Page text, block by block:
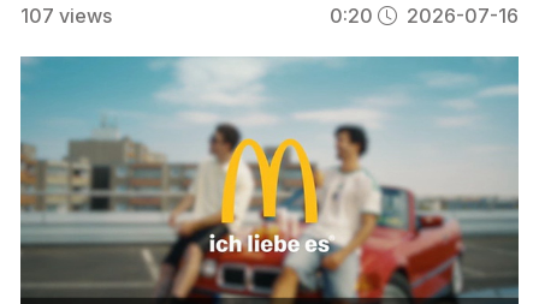
107 views 0:20 2026-07-16